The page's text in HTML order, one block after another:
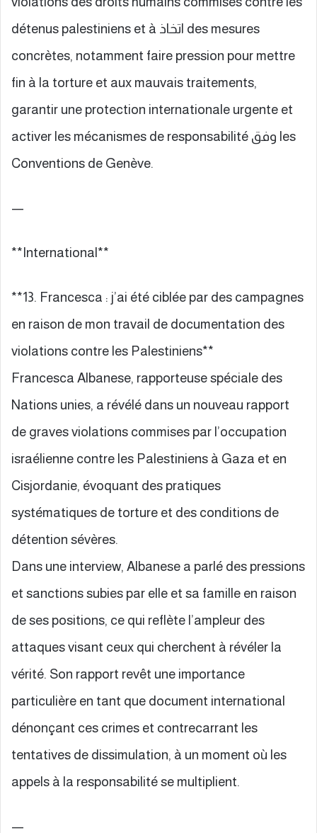
détenus palestiniens et à اتخاذ des mesures
concrètes, notamment faire pression pour mettre
fin à la torture et aux mauvais traitements,
garantir une protection internationale urgente et
activer les mécanismes de responsabilité وفق les
Conventions de Genève.
—
**International**
**13. Francesca : j’ai été ciblée par des campagnes
en raison de mon travail de documentation des
violations contre les Palestiniens**
Francesca Albanese, rapporteuse spéciale des
Nations unies, a révélé dans un nouveau rapport
de graves violations commises par l’occupation
israélienne contre les Palestiniens à Gaza et en
Cisjordanie, évoquant des pratiques
systématiques de torture et des conditions de
détention sévères.
Dans une interview, Albanese a parlé des pressions
et sanctions subies par elle et sa famille en raison
de ses positions, ce qui reflète l’ampleur des
attaques visant ceux qui cherchent à révéler la
vérité. Son rapport revêt une importance
particulière en tant que document international
dénonçant ces crimes et contrecarrant les
tentatives de dissimulation, à un moment où les
appels à la responsabilité se multiplient.
—